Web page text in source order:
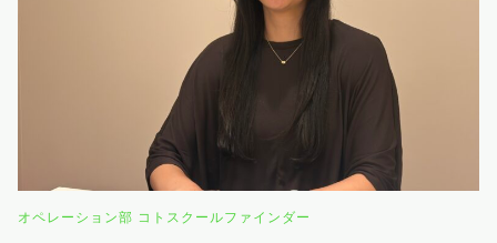
オペレーション部 コトスクールファインダー